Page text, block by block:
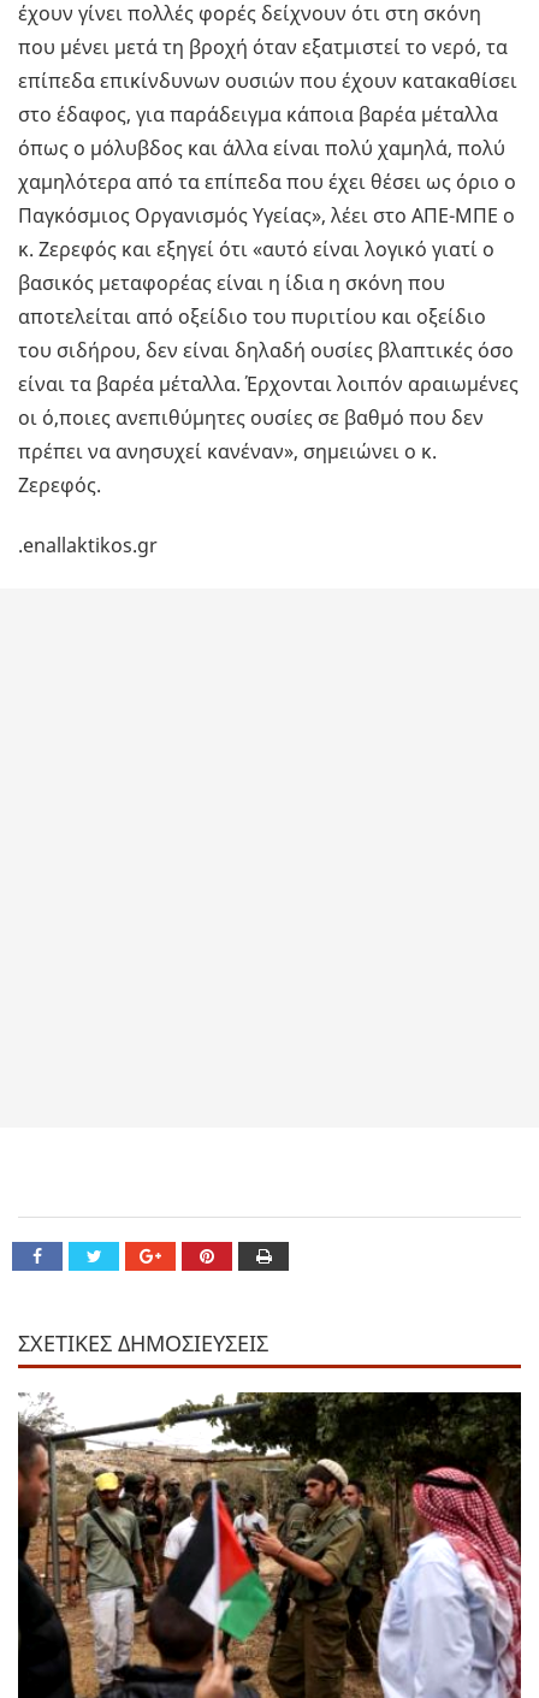
έχουν γίνει πολλές φορές δείχνουν ότι στη σκόνη
που μένει μετά τη βροχή όταν εξατμιστεί το νερό, τα
επίπεδα επικίνδυνων ουσιών που έχουν κατακαθίσει
στο έδαφος, για παράδειγμα κάποια βαρέα μέταλλα
όπως ο μόλυβδος και άλλα είναι πολύ χαμηλά, πολύ
χαμηλότερα από τα επίπεδα που έχει θέσει ως όριο ο
Παγκόσμιος Οργανισμός Υγείας», λέει στο ΑΠΕ-ΜΠΕ ο
κ. Ζερεφός και εξηγεί ότι «αυτό είναι λογικό γιατί ο
βασικός μεταφορέας είναι η ίδια η σκόνη που
αποτελείται από οξείδιο του πυριτίου και οξείδιο
του σιδήρου, δεν είναι δηλαδή ουσίες βλαπτικές όσο
είναι τα βαρέα μέταλλα. Έρχονται λοιπόν αραιωμένες
οι ό,ποιες ανεπιθύμητες ουσίες σε βαθμό που δεν
πρέπει να ανησυχεί κανέναν», σημειώνει ο κ.
Ζερεφός.
.enallaktikos.gr
ΣΧΕΤΙΚΕΣ ΔΗΜΟΣΙΕΥΣΕΙΣ